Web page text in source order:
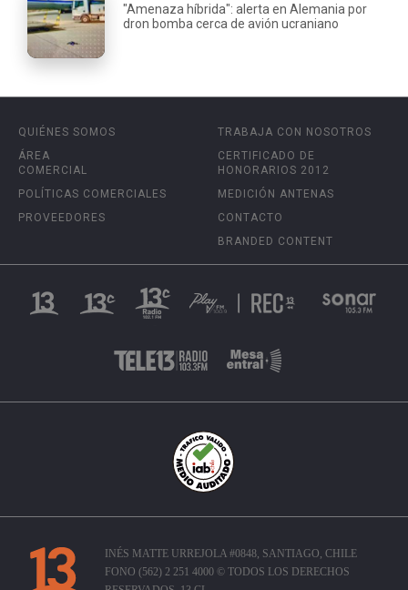
"Amenaza híbrida": alerta en Alemania por
dron bomba cerca de avión ucraniano
QUIÉNES SOMOS
ÁREA
COMERCIAL
POLÍTICAS COMERCIALES
PROVEEDORES
TRABAJA CON NOSOTROS
CERTIFICADO DE
HONORARIOS 2012
MEDICIÓN ANTENAS
CONTACTO
BRANDED CONTENT
INÉS MATTE URREJOLA #0848, SANTIAGO, CHILE
FONO (562) 2 251 4000 © TODOS LOS DERECHOS